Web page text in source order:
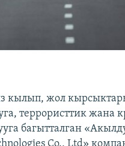
кылып, жол
террористтик жана
багытталган